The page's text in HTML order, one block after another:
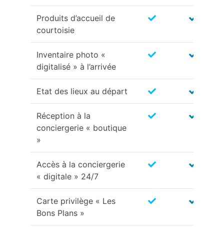
Produits d’accueil de
courtoisie
Inventaire photo «
digitalisé » à l’arrivée
Etat des lieux au départ
Réception à la
conciergerie « boutique
»
Accès à la conciergerie
« digitale » 24/7
Carte privilège « Les
Bons Plans »